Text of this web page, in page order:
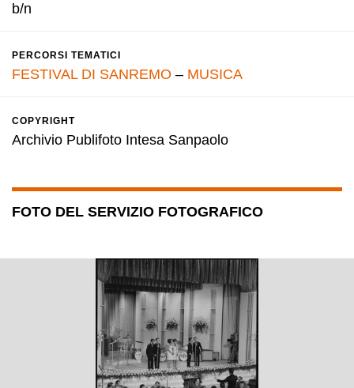
b/n
PERCORSI TEMATICI
FESTIVAL DI SANREMO – MUSICA
COPYRIGHT
Archivio Publifoto Intesa Sanpaolo
FOTO DEL SERVIZIO FOTOGRAFICO